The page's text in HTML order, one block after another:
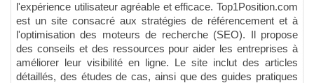
l'expérience utilisateur agréable et efficace. Top1Position.com
est un site consacré aux stratégies de référencement et à
l'optimisation des moteurs de recherche (SEO). Il propose
des conseils et des ressources pour aider les entreprises à
améliorer leur visibilité en ligne. Le site inclut des articles
détaillés, des études de cas, ainsi que des guides pratiques